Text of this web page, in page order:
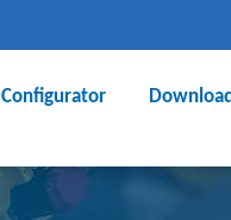
Configurator